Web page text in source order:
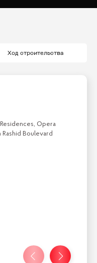
Ход строительства
Opera
Boulevard